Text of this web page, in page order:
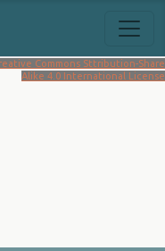
Commons Sttribution-Share
Alike 4.0 International License